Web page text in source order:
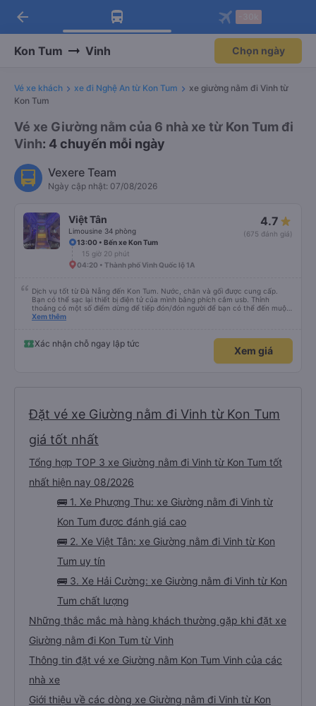
Tải app Vexere ngay!
Nhận ưu đãi thành viên độc
Mở app
Tải app Vexere
-30k/ghế khi đặt vé máy bay qua
Mở app
arrow_back
Kon Tum Vinh Chọn ngày
Vé xe khách xe đi Nghệ An từ Kon Tum
xe giường nằm đi Vinh từ
Kon Tum
Vé xe Giường nằm của 6 nhà xe từ Kon Tum đi
Vinh: 4 chuyến mỗi ngày
Vexere Team
Ngày cập nhật: 07/08/2026
Việt Tân
Limousine 34 phòng
4.7
(675 đánh giá)
13:00 • Bến xe Kon Tum
15 giờ 20 phút
04:20 • Thành phố Vinh Quốc lộ 1A
Dịch vụ tốt từ Đà Nẵng đến Kon Tum. Nước, chăn và gối được cung cấp.
Bạn có thể sạc lại thiết bị điện tử của mình bằng phích cắm usb. Thỉnh
thoảng có một số điểm dừng để tiếp đón/đón người để bạn có thể đến muộn
hơn một chút so với mô tả. (Lưu ý: chúng tôi hiểu và nói được một chút
Xem thêm
Xác nhận chỗ ngay lập tức
Xem giá
Đặt vé xe Giường nằm đi Vinh từ Kon Tum
giá tốt nhất
Tổng hợp TOP 3 xe Giường nằm đi Vinh từ Kon Tum tốt
nhất hiện nay 08/2026
🚌 1. Xe Phượng Thu: xe Giường nằm đi Vinh từ
Kon Tum được đánh giá cao
🚌 2. Xe Việt Tân: xe Giường nằm đi Vinh từ Kon
Tum uy tín
🚌 3. Xe Hải Cường: xe Giường nằm đi Vinh từ Kon
Tum chất lượng
Những thắc mắc mà hàng khách thường gặp khi đặt xe
Giường nằm đi Kon Tum từ Vinh
Thông tin đặt vé xe Giường nằm Kon Tum Vinh của các
nhà xe
Giới thiệu về các dòng xe Giường nằm đi Vinh từ Kon